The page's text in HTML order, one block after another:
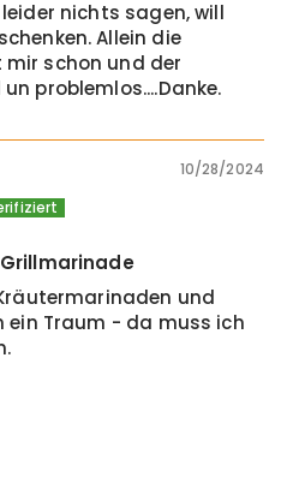
nichts sagen, will
Allein die
schon und der
problemlos....Danke.
10/28/2024
und
Traum - da muss ich